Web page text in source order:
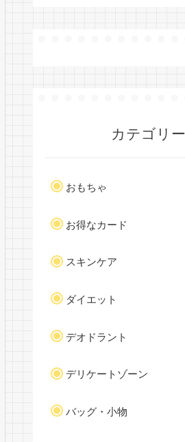
カテゴリー
おもちゃ
お得なカード
スキンケア
ダイエット
デオドラント
デリケートゾーン
バッグ・小物